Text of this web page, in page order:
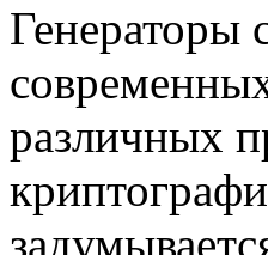
Генераторы
различных